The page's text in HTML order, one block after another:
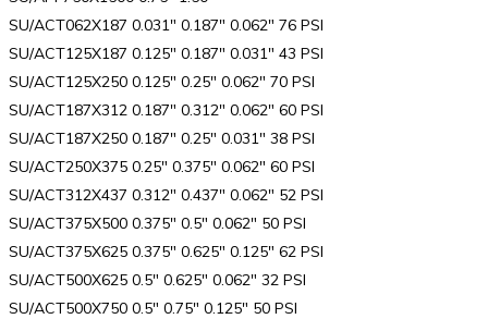
SU/ACT062X187 0.031″ 0.187″ 0.062″ 76 PSI
SU/ACT125X187 0.125″ 0.187″ 0.031″ 43 PSI
SU/ACT125X250 0.125″ 0.25″ 0.062″ 70 PSI
SU/ACT187X312 0.187″ 0.312″ 0.062″ 60 PSI
SU/ACT187X250 0.187″ 0.25″ 0.031″ 38 PSI
SU/ACT250X375 0.25″ 0.375″ 0.062″ 60 PSI
SU/ACT312X437 0.312″ 0.437″ 0.062″ 52 PSI
SU/ACT375X500 0.375″ 0.5″ 0.062″ 50 PSI
SU/ACT375X625 0.375″ 0.625″ 0.125″ 62 PSI
SU/ACT500X625 0.5″ 0.625″ 0.062″ 32 PSI
SU/ACT500X750 0.5″ 0.75″ 0.125″ 50 PSI